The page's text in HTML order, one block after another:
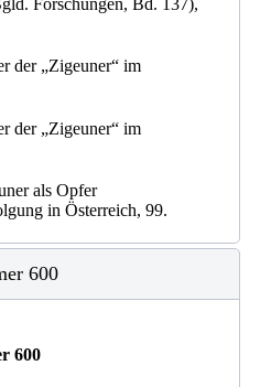
Forschungen, Bd. 137),
der „Zigeuner“ im
der „Zigeuner“ im
als Opfer
in Österreich, 99.
600
600